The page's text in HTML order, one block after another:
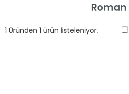
Roman
1 Üründen 1 ürün listeleniyor.